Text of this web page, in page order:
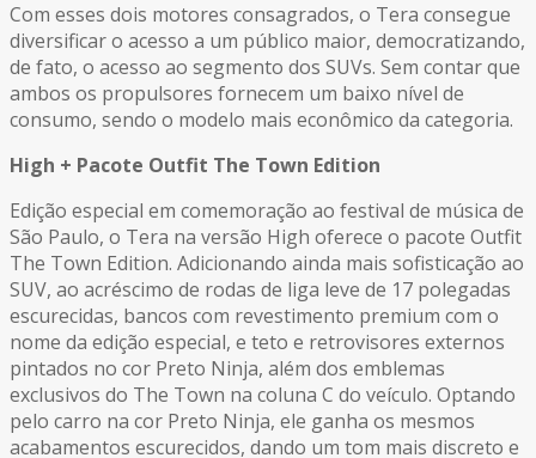
Com esses dois motores consagrados, o Tera consegue
diversificar o acesso a um público maior, democratizando,
de fato, o acesso ao segmento dos SUVs. Sem contar que
ambos os propulsores fornecem um baixo nível de
consumo, sendo o modelo mais econômico da categoria.
High + Pacote Outfit The Town Edition
Edição especial em comemoração ao festival de música de
São Paulo, o Tera na versão High oferece o pacote Outfit
The Town Edition. Adicionando ainda mais sofisticação ao
SUV, ao acréscimo de rodas de liga leve de 17 polegadas
escurecidas, bancos com revestimento premium com o
nome da edição especial, e teto e retrovisores externos
pintados no cor Preto Ninja, além dos emblemas
exclusivos do The Town na coluna C do veículo. Optando
pelo carro na cor Preto Ninja, ele ganha os mesmos
acabamentos escurecidos, dando um tom mais discreto e